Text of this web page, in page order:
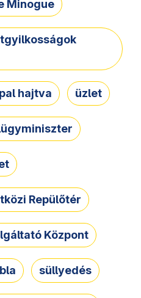
Minogue
hajtva üzlet
Repülőtér
Központ
süllyedés